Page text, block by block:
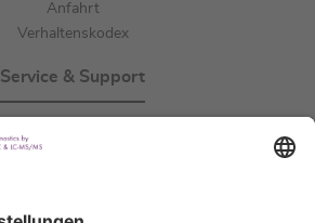
Anfahrt
Verhaltenskodex
Service & Support